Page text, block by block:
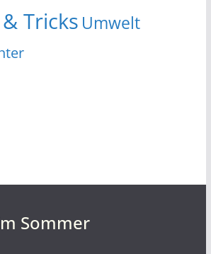
Tricks Umwelt
Sommer